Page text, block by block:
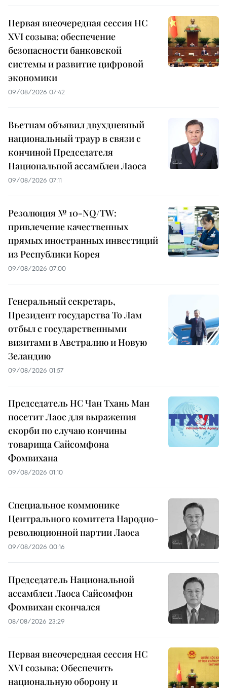
Первая внеочередная сессия НС
XVI созыва: обеспечение
безопасности банковской
системы и развитие цифровой
экономики
09/08/2026 07:42
Вьетнам объявил двухдневный
национальный траур в связи с
кончиной Председателя
Национальной ассамблеи Лаоса
09/08/2026 07:11
Резолюция № 10-NQ/TW:
привлечение качественных
прямых иностранных инвестиций
из Республики Корея
09/08/2026 07:00
Генеральный секретарь,
Президент государства То Лам
отбыл с государственными
визитами в Австралию и Новую
Зеландию
09/08/2026 01:57
Председатель НС Чан Тхань Ман
посетит Лаос для выражения
скорби по случаю кончины
товарища Сайсомфона
Фомвихана
09/08/2026 01:10
Специальное коммюнике
Центрального комитета Народно-
революционной партии Лаоса
09/08/2026 00:16
Председатель Национальной
ассамблеи Лаоса Сайсомфон
Фомвихан скончался
08/08/2026 23:29
Первая внеочередная сессия НС
XVI созыва: Обеспечить
национальную оборону и